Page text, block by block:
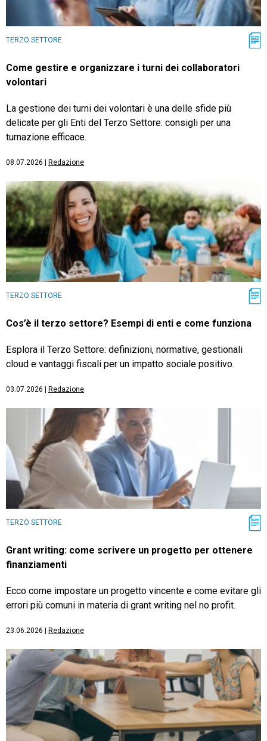
TERZO SETTORE
Come gestire e organizzare i turni dei collaboratori
volontari
La gestione dei turni dei volontari è una delle sfide più
delicate per gli Enti del Terzo Settore: consigli per una
turnazione efficace.
08.07.2026 | Redazione
TERZO SETTORE
Cos’è il terzo settore? Esempi di enti e come funziona
Esplora il Terzo Settore: definizioni, normative, gestionali
cloud e vantaggi fiscali per un impatto sociale positivo.
03.07.2026 | Redazione
TERZO SETTORE
Grant writing: come scrivere un progetto per ottenere
finanziamenti
Ecco come impostare un progetto vincente e come evitare gli
errori più comuni in materia di grant writing nel no profit.
23.06.2026 | Redazione